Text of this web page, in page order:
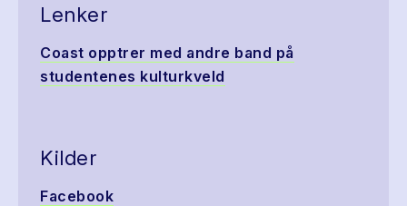
Lenker
Coast opptrer med andre band på
studentenes kulturkveld
Kilder
Facebook